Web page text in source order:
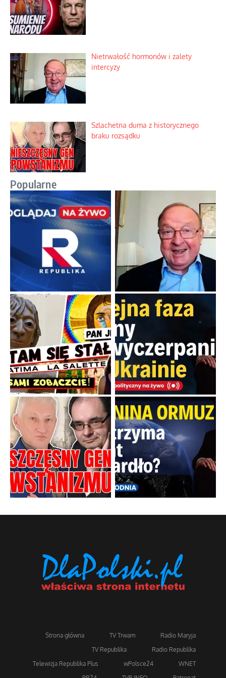
Nietrwałość hormonów i zalety
intercyzy
Szlachetna duma z historycznego
braku rozsądku
Popularne
Strona główna TV Trwam
Radio Maryja
TV Republika
Radio Republika
Telewizja Republika Plus
wPolsce24
WNET